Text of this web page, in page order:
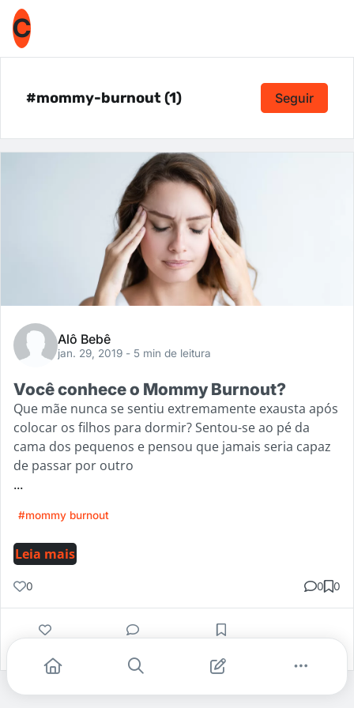
C
#mommy-burnout (1) Seguir
Alô Bebê
jan. 29, 2019 - 5 min de leitura
Você conhece o Mommy Burnout?
Que mãe nunca se sentiu extremamente exausta após
colocar os filhos para dormir? Sentou-se ao pé da
cama dos pequenos e pensou que jamais seria capaz
de passar por outro
...
#mommy burnout
Leia mais
0 0 0